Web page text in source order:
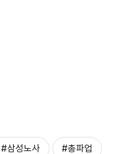
#삼성노사 #총파업